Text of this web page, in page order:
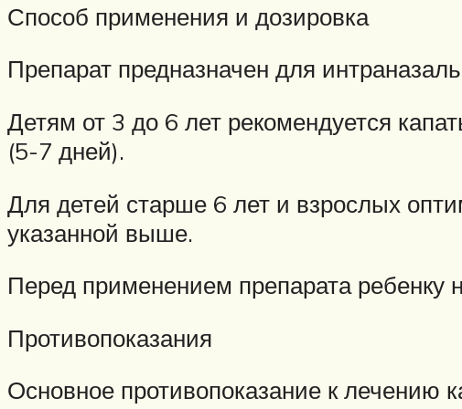
Способ применения и дозировка
Препарат предназначен для
Детям от 3 до 6 лет рекомендуется
(5-7 дней).
Для детей старше 6 лет и взрослых
указанной выше.
Перед применением препарата ребенку
Противопоказания
Основное противопоказание к